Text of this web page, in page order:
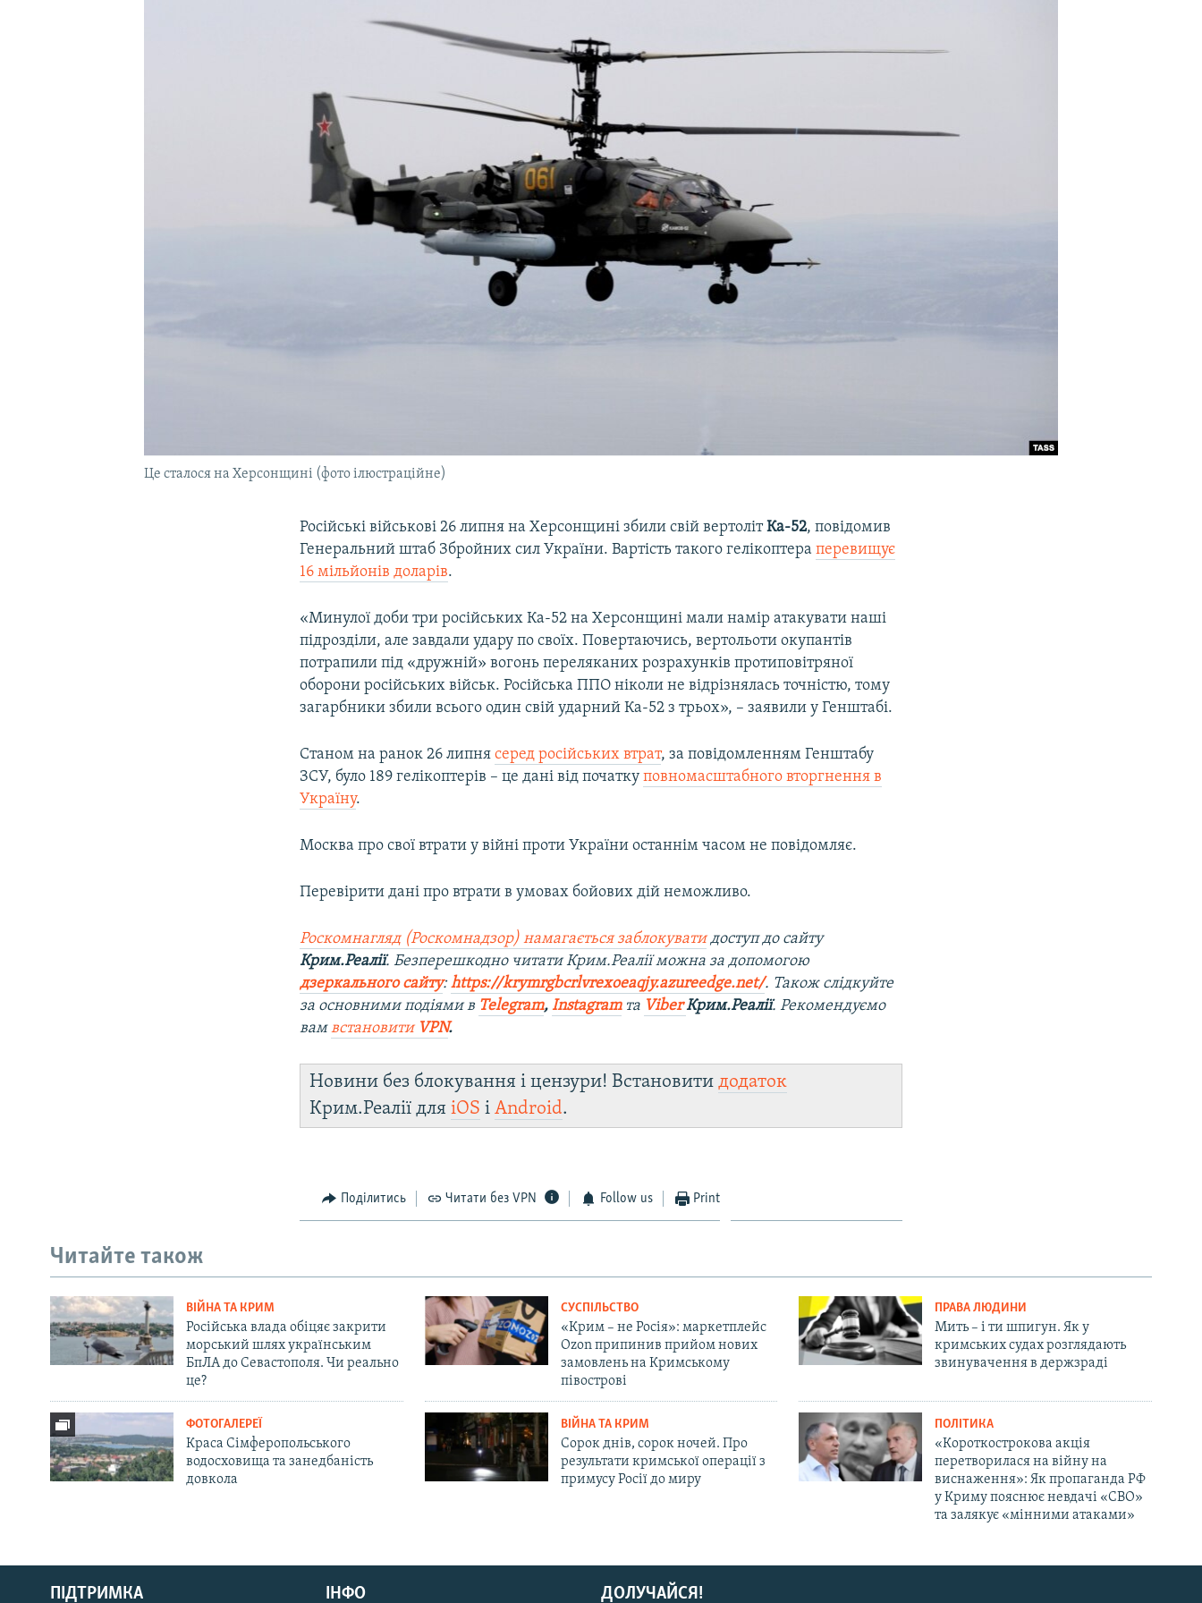
Русский
Qırımtatar
Це сталося на Херсонщині (фото ілюстраційне)
Російські військові 26 липня на Херсонщині збили свій вертолітКа-52, повідомив
Генеральний штаб Збройних сил України. Вартість такого гелікоптераперевищує
16 мільйонів доларів.
«Минулої доби три російських Ка-52 на Херсонщині мали намір атакувати наші
підрозділи, але завдали удару по своїх. Повертаючись, вертольоти окупантів
потрапили під «дружній» вогонь переляканих розрахунків протиповітряної
оборони російських військ. Російська ППО ніколи не відрізнялась точністю, тому
загарбники збили всього один свій ударний Ка-52 з трьох», – заявили у Генштабі.
Станом на ранок 26 липнясеред російських втрат, за повідомленням Генштабу
ЗСУ, було 189 гелікоптерів – це дані від початкуповномасштабного вторгнення в
Україну.
Москва про свої втрати у війні проти України останнім часом не повідомляє.
Перевірити дані про втрати в умовах бойових дій неможливо.
Роскомнагляд (Роскомнадзор) намагається заблокуватидоступ до сайту
Крим.Реалії. Безперешкодно читати Крим.Реалії можна за допомогою
дзеркального сайту:https://krymrgbcrlvrexoeaqjy.azureedge.net/. Також слідкуйте
за основними подіями в Telegram,Instagramта ViberКрим.Реалії. Рекомендуємо
вамвстановити VPN.
Новини без блокування і цензури! Встановитидодаток
Крим.Реалії дляiOS іAndroid.
Поділитись Читати без VPN Follow us Print
Читайте також
ВІЙНА ТА КРИМ
Російська влада обіцяє закрити
морський шлях українським
БпЛА до Севастополя. Чи реально
це?
СУСПІЛЬСТВО
«Крим – не Росія»: маркетплейс
Ozon припинив прийом нових
замовлень на Кримському
півострові
ПРАВА ЛЮДИНИ
Мить – і ти шпигун. Як у
кримських судах розглядають
звинувачення в держзраді
ФОТОГАЛЕРЕЇ
Краса Сімферопольського
водосховища та занедбаність
довкола
ВІЙНА ТА КРИМ
Сорок днів, сорок ночей. Про
результати кримської операції з
примусу Росії до миру
ПОЛІТИКА
«Короткострокова акція
перетворилася на війну на
виснаження»: Як пропаганда РФ
у Криму пояснює невдачі «СВО»
та залякує «мінними атаками»
ДОЛУЧАЙСЯ!
ПІДТРИМКА ІНФО